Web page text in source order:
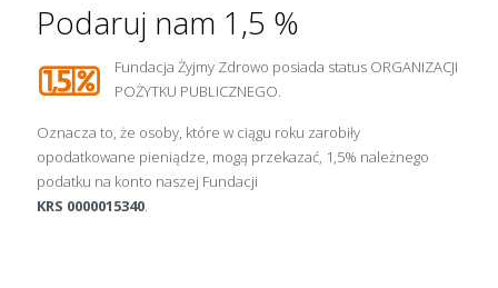
Podaruj nam 1,5 %
Fundacja Żyjmy Zdrowo posiada status ORGANIZACJI
POŻYTKU PUBLICZNEGO.
Oznacza to, że osoby, które w ciągu roku zarobiły
opodatkowane pieniądze, mogą przekazać, 1,5% należnego
podatku na konto naszej Fundacji
KRS 0000015340.